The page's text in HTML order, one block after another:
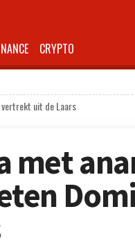
CRYPTO
vertrekt uit de Laars
met